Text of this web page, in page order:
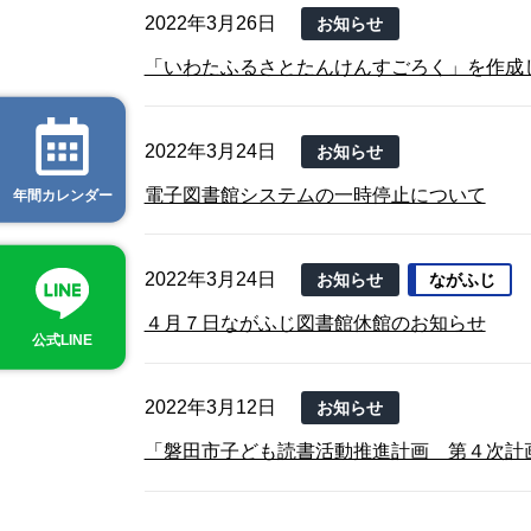
2022年3月26日 お知らせ
「いわたふるさとたんけんすごろく」を作成
2022年3月24日 お知らせ
電子図書館システムの一時停止について
2022年3月24日 お知らせ ながふじ
４月７日ながふじ図書館休館のお知らせ
2022年3月12日 お知らせ
「磐田市子ども読書活動推進計画 第４次計
年間カレンダー
公式LINE